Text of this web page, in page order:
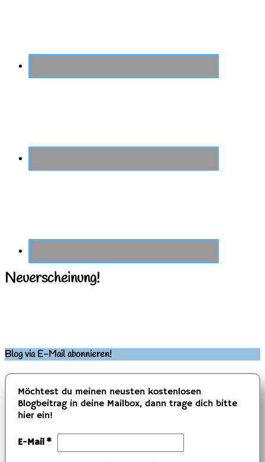
Neuerscheinung!
Blog via E-Mail abonnieren!
Möchtest du meinen neusten kostenlosen
Blogbeitrag in deine Mailbox, dann trage dich bitte
hier ein!
E-Mail *